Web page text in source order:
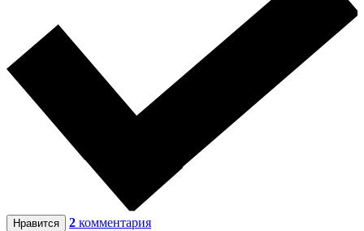
Нравится 2 комментария